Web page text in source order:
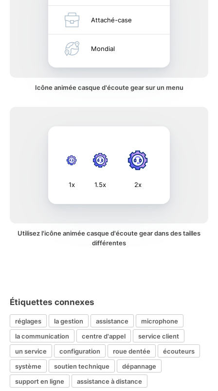
Attaché-case
Mondial
Icône animée casque d'écoute gear sur un menu
1x 1.5x 2x
Utilisez l'icône animée casque d'écoute gear dans des tailles
différentes
Étiquettes connexes
réglages la gestion assistance
microphone
la communication
centre d'appel
service client
un service
configuration roue dentée
écouteurs
système
soutien technique
dépannage
support en ligne
assistance à distance